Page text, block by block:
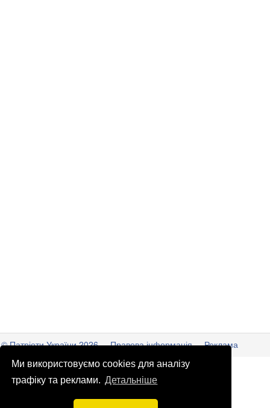
Ми використовуємо cookies для аналізу
трафіку та реклами. Детальніше
© Патріоти України 2026 Правова інформація
Реклама
info@patrioty.org.ua